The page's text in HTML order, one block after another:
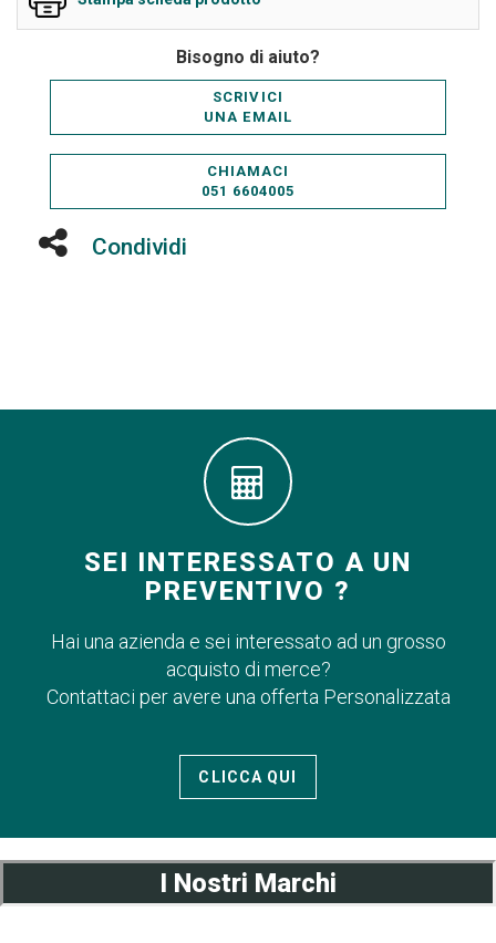
Bisogno di aiuto?
SCRIVICI
UNA EMAIL
CHIAMACI
051 6604005
Condividi
SEI INTERESSATO A UN
PREVENTIVO ?
Hai una azienda e sei interessato ad un grosso
acquisto di merce?
Contattaci per avere una offerta Personalizzata
CLICCA QUI
I Nostri Marchi